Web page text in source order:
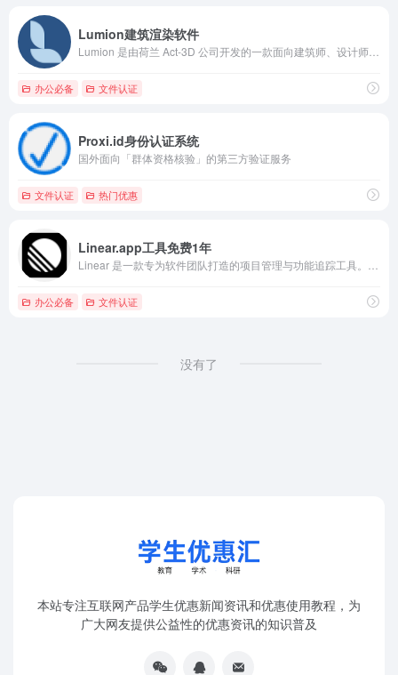
Lumion建筑渲染软件
办公必备 文件认证
Proxi.id身份认证系统
国外面向「群体资格核验」的第三方验证服务
文件认证 热门优惠
Linear.app工具免费1年
办公必备 文件认证
没有了
本站专注互联网产品学生优惠新闻资讯和优惠使用教程，为
广大网友提供公益性的优惠资讯的知识普及